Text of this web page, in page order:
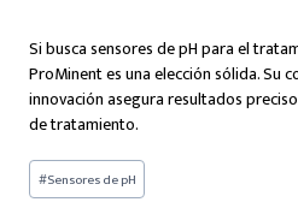
Si busca sensores de pH para el
ProMinent es una elección sólida. Su
innovación asegura resultados
de tratamiento.
Etiquetas
de
#Sensores de pH